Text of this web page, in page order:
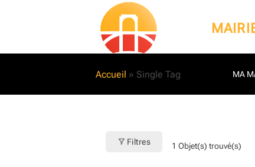
Accueil » Single Tag MA
Filtres 1 Objet(s) trouvé(s)